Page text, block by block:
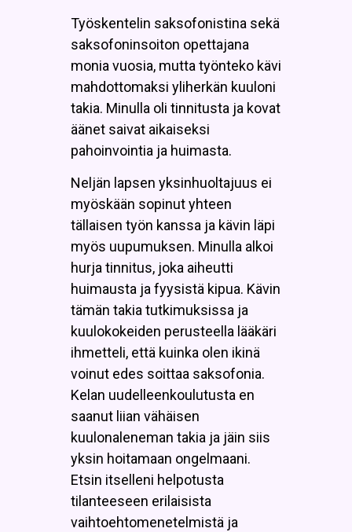
Työskentelin saksofonistina sekä
saksofoninsoiton opettajana
monia vuosia, mutta työnteko kävi
mahdottomaksi yliherkän kuuloni
takia. Minulla oli tinnitusta ja kovat
äänet saivat aikaiseksi
pahoinvointia ja huimasta.
Neljän lapsen yksinhuoltajuus ei
myöskään sopinut yhteen
tällaisen työn kanssa ja kävin läpi
myös uupumuksen. Minulla alkoi
hurja tinnitus, joka aiheutti
huimausta ja fyysistä kipua. Kävin
tämän takia tutkimuksissa ja
kuulokokeiden perusteella lääkäri
ihmetteli, että kuinka olen ikinä
voinut edes soittaa saksofonia.
Kelan uudelleenkoulutusta en
saanut liian vähäisen
kuulonaleneman takia ja jäin siis
yksin hoitamaan ongelmaani.
Etsin itselleni helpotusta
tilanteeseen erilaisista
vaihtoehtomenetelmistä ja